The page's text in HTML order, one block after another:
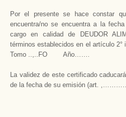
Por el presente se hace
encuentra/no se encuentra a la
cargo en calidad de DEUDOR
términos establecidos en el artículo 2°
Tomo ..,..FO Año…….
La validez de este certificado
de la fecha de su emisión (art.